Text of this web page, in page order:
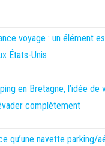
voyage : un élément
États-Unis
en Bretagne, l’idée de
complètement
qu’une navette parking/